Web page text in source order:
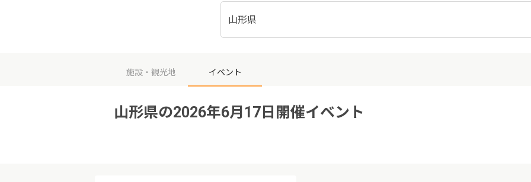
山形県
施設・観光地 イベント
山形県の2026年6月17日開催イベント